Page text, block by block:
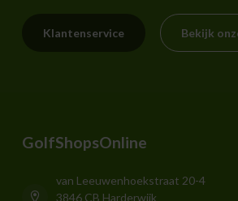
Klantenservice Bekijk
GolfShopsOnline
van Leeuwenhoekstraat 20-4
3846 CB Harderwijk